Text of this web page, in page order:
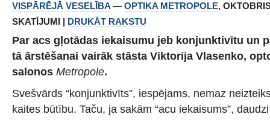
VISPĀRĒJĀ VESELĪBA — OPTIKA METROPOLE,
SKATĪJUMI | DRUKĀT RAKSTU
Par acs gļotādas iekaisumu jeb konjunktivītu un
tā ārstēšanai vairāk stāsta Viktorija Vlasenko,
salonos Metropole.
Svešvārds “konjunktivīts”, iespējams, nemaz
kaites būtību. Taču, ja sakām “acu iekaisums”,